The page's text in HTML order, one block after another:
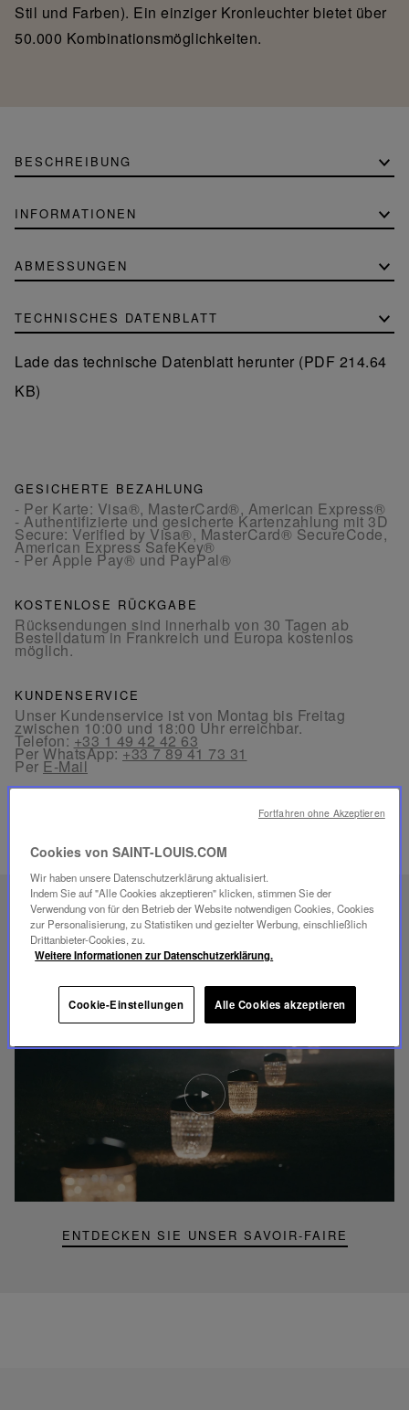
Stil und Farben). Ein einziger Kronleuchter bietet über
50.000 Kombinationsmöglichkeiten.
BESCHREIBUNG
INFORMATIONEN
ABMESSUNGEN
TECHNISCHES DATENBLATT
Lade das technische Datenblatt herunter (PDF 214.64
KB)
GESICHERTE BEZAHLUNG
- Per Karte: Visa®, MasterCard®, American Express®
- Authentifizierte und gesicherte Kartenzahlung mit 3D
Secure: Verified by Visa®, MasterCard® SecureCode,
American Express SafeKey®
- Per Apple Pay® und PayPal®
KOSTENLOSE RÜCKGABE
Rücksendungen sind innerhalb von 30 Tagen ab
Bestelldatum in Frankreich und Europa kostenlos
möglich.
KUNDENSERVICE
Unser Kundenservice ist von Montag bis Freitag
zwischen 10:00 und 18:00 Uhr erreichbar.
Telefon:+33 1 49 42 42 63
Per WhatsApp:+33 7 89 41 73 31
Per E-Mail
EINZIGARTIGES
SAVOIR-FAIRE
FOLIA BELEUCHTUNG
ENTDECKEN SIE UNSER SAVOIR-FAIRE
Video
abspielen
YouTube-
Video,
Folia
Mini-
Portable-
Cookies von SAINT-LOUIS.COM
Wir haben unsere Datenschutzerklärung aktualisiert.
Indem Sie auf "Alle Cookies akzeptieren" klicken, stimmen Sie der
Verwendung von für den Betrieb der Website notwendigen Cookies, Cookies
zur Personalisierung, zu Statistiken und gezielter Werbung, einschließlich
Drittanbieter-Cookies, zu.
Weitere Informationen zur Datenschutzerklärung.
Cookie-Einstellungen Alle Cookies akzeptieren
Fortfahren ohne Akzeptieren